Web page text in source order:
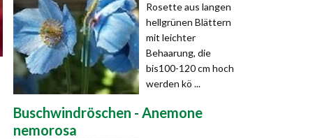
Rosette aus langen
hellgrünen Blättern
mit leichter
Behaarung, die
bis100-120 cm hoch
werden kö ...
Buschwindröschen - Anemone
nemorosa